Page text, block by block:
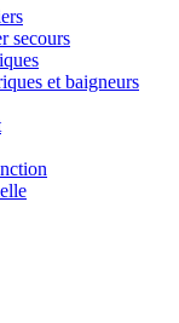
secours
et baigneurs